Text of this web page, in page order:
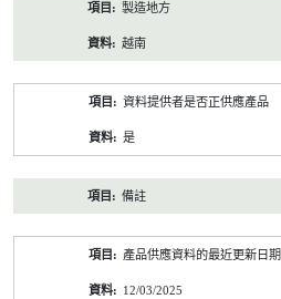
製造地方
越南
資料提供者是否正供應產品
是
備註
產品供應資料的最近更新日期
12/03/2025